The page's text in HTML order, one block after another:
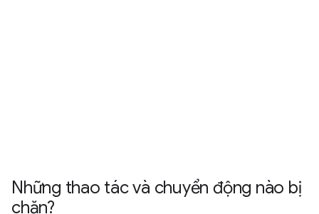
Những thao tác và chuyển động nào bị
chặn?